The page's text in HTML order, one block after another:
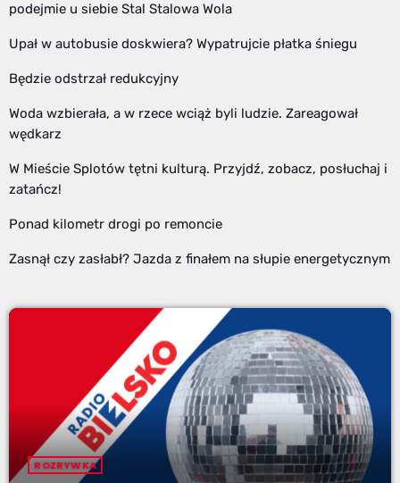
podejmie u siebie Stal Stalowa Wola
Upał w autobusie doskwiera? Wypatrujcie płatka śniegu
Będzie odstrzał redukcyjny
Woda wzbierała, a w rzece wciąż byli ludzie. Zareagował
wędkarz
W Mieście Splotów tętni kulturą. Przyjdź, zobacz, posłuchaj i
zatańcz!
Ponad kilometr drogi po remoncie
Zasnął czy zasłabł? Jazda z finałem na słupie energetycznym
ROZRYWKA